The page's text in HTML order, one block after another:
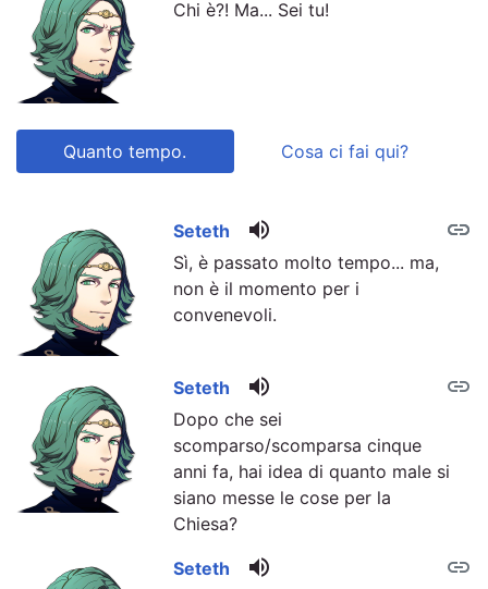
Chi è?! Ma... Sei tu!
Quanto tempo. Cosa ci fai qui?
link
link
Seteth volume_up
Sì, è passato molto tempo... ma,
non è il momento per i
convenevoli.
link
Seteth volume_up
Dopo che sei
scomparso/scomparsa cinque
anni fa, hai idea di quanto male si
siano messe le cose per la
Chiesa?
link
Seteth volume_up